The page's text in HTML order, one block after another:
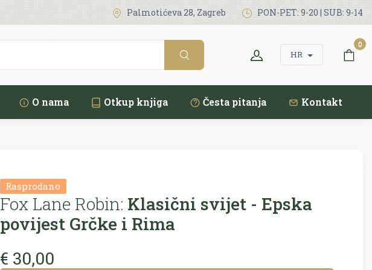
Palmotićeva 28, Zagreb PON-PET: 9-20 | SUB: 9-14
HR
0
O nama Otkup knjiga Česta pitanja Kontakt
Rasprodano
Fox Lane Robin: Klasični svijet - Epska
povijest Grčke i Rima
€ 30,00